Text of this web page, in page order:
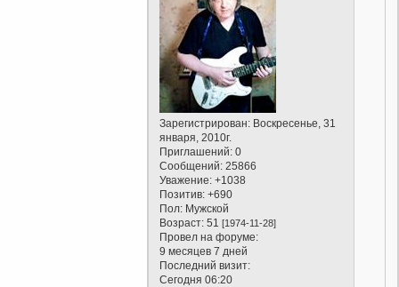
Зарегистрирован: Воскресенье, 31
января, 2010г.
Приглашений: 0
Сообщений: 25866
Уважение: +1038
Позитив: +690
Пол: Мужской
Возраст: 51[1974-11-28]
Провел на форуме:
9 месяцев 7 дней
Последний визит:
Сегодня 06:20